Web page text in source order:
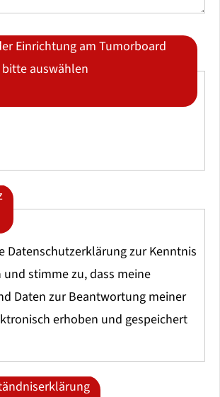
Einrichtung am Tumorboard
auswählen
Datenschutzerklärung zur Kenntnis
stimme zu, dass meine
Daten zur Beantwortung meiner
erhoben und gespeichert